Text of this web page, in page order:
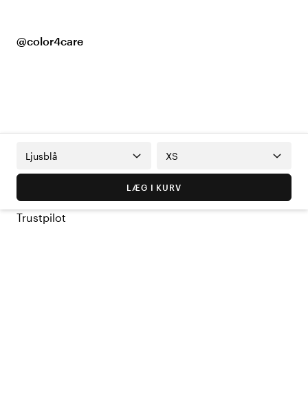
@color4care
Ljusblå XS
LÆG I KURV
Trustpilot